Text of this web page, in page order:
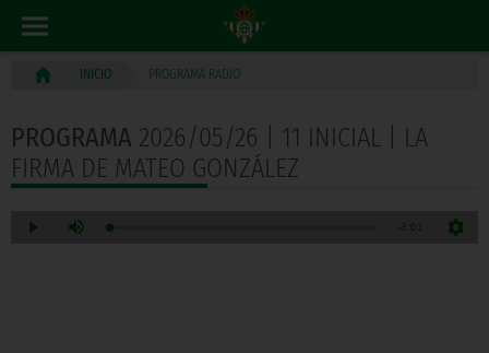
INICIO PROGRAMA RADIO
PROGRAMA 2026/05/26 | 11 INICIAL | LA
FIRMA DE MATEO GONZÁLEZ